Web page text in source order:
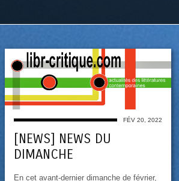
FÉV 20, 2022
[NEWS] NEWS DU
DIMANCHE
En cet avant-dernier dimanche de février,